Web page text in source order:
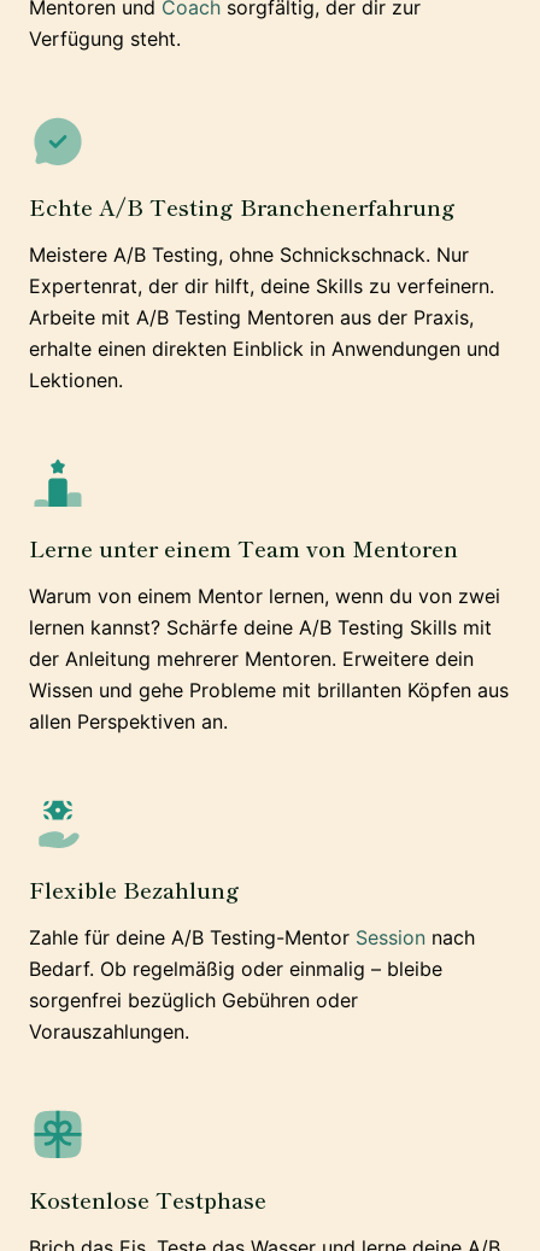
Mentoren und Coach sorgfältig, der dir zur
Verfügung steht.
Echte A/B Testing Branchenerfahrung
Meistere A/B Testing, ohne Schnickschnack. Nur
Expertenrat, der dir hilft, deine Skills zu verfeinern.
Arbeite mit A/B Testing Mentoren aus der Praxis,
erhalte einen direkten Einblick in Anwendungen und
Lektionen.
Lerne unter einem Team von Mentoren
Warum von einem Mentor lernen, wenn du von zwei
lernen kannst? Schärfe deine A/B Testing Skills mit
der Anleitung mehrerer Mentoren. Erweitere dein
Wissen und gehe Probleme mit brillanten Köpfen aus
allen Perspektiven an.
Flexible Bezahlung
Zahle für deine A/B Testing-Mentor Session nach
Bedarf. Ob regelmäßig oder einmalig – bleibe
sorgenfrei bezüglich Gebühren oder
Vorauszahlungen.
Kostenlose Testphase